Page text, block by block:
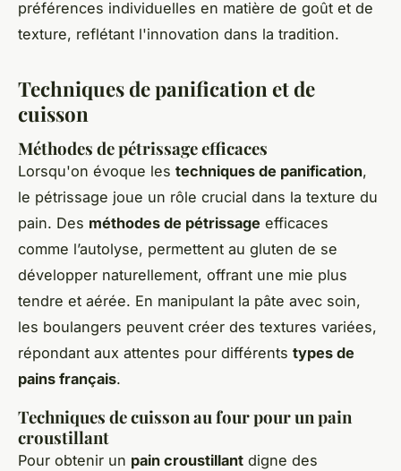
préférences individuelles en matière de goût et de
texture, reflétant l'innovation dans la tradition.
Techniques de panification et de
cuisson
Méthodes de pétrissage efficaces
Lorsqu'on évoque les techniques de panification,
le pétrissage joue un rôle crucial dans la texture du
pain. Des méthodes de pétrissage efficaces
comme l’autolyse, permettent au gluten de se
développer naturellement, offrant une mie plus
tendre et aérée. En manipulant la pâte avec soin,
les boulangers peuvent créer des textures variées,
répondant aux attentes pour différents types de
pains français.
Techniques de cuisson au four pour un pain
croustillant
Pour obtenir un pain croustillant digne des